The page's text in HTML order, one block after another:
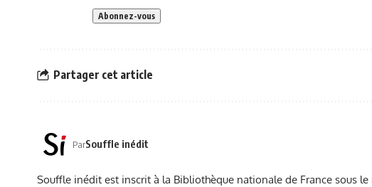
Partager cet article
ParSouffle inédit
Souffle inédit est inscrit à la Bibliothèque nationale de France sous le